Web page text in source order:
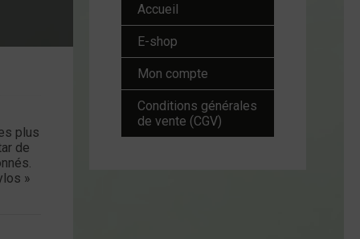
plus
de
»
Accueil
E-shop
Mon compte
Conditions générales
de vente (CGV)